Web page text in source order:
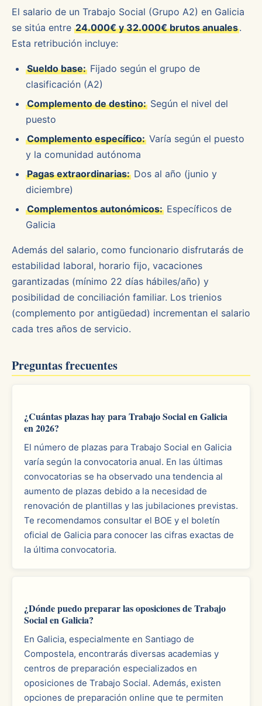
El salario de un Trabajo Social (Grupo A2) en Galicia
se sitúa entre 24.000€ y 32.000€ brutos anuales.
Esta retribución incluye:
Sueldo base: Fijado según el grupo de
clasificación (A2)
Complemento de destino: Según el nivel del
puesto
Complemento específico: Varía según el puesto
y la comunidad autónoma
Pagas extraordinarias: Dos al año (junio y
diciembre)
Complementos autonómicos: Específicos de
Galicia
Además del salario, como funcionario disfrutarás de
estabilidad laboral, horario fijo, vacaciones
garantizadas (mínimo 22 días hábiles/año) y
posibilidad de conciliación familiar. Los trienios
(complemento por antigüedad) incrementan el salario
cada tres años de servicio.
Preguntas frecuentes
¿Cuántas plazas hay para Trabajo Social en Galicia
en 2026?
El número de plazas para Trabajo Social en Galicia
varía según la convocatoria anual. En las últimas
convocatorias se ha observado una tendencia al
aumento de plazas debido a la necesidad de
renovación de plantillas y las jubilaciones previstas.
Te recomendamos consultar el BOE y el boletín
oficial de Galicia para conocer las cifras exactas de
la última convocatoria.
¿Dónde puedo preparar las oposiciones de Trabajo
Social en Galicia?
En Galicia, especialmente en Santiago de
Compostela, encontrarás diversas academias y
centros de preparación especializados en
oposiciones de Trabajo Social. Además, existen
opciones de preparación online que te permiten